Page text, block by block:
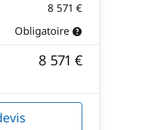
8 571 €
Obligatoire
8 571 €